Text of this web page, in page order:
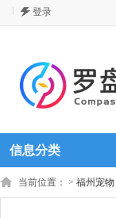
登录
信息分类
当前位置： > 福州宠物